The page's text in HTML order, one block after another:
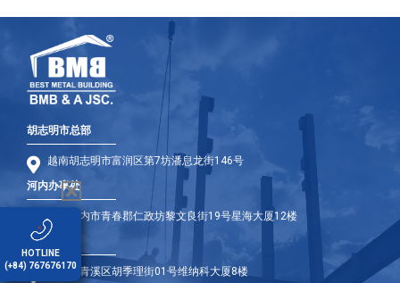
胡志明市总部
越南胡志明市富润区第7坊潘息龙街146号
河内办事处
越南河内市青春郡仁政坊黎文良街19号星海大厦12楼
岘港办事处
岘港市青溪区胡季理街01号维纳科大厦8楼
HOTLINE
(+84) 767676170